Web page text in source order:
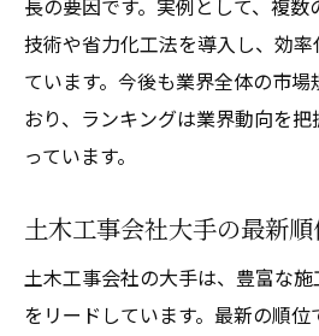
長の要因です。実例として、複
技術や省力化工法を導入し、効
ています。今後も業界全体の市
おり、ランキングは業界動向を
っています。
土木工事会社大手の最新
土木工事会社の大手は、豊富な
をリードしています。最新の順